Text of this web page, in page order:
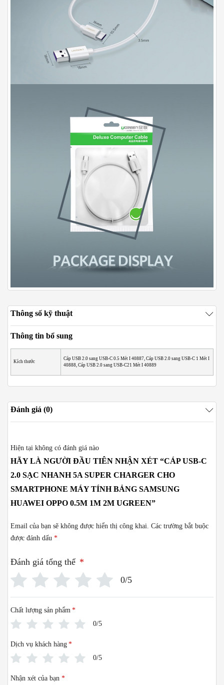
Thông số kỹ thuật
Thông tin bổ sung
Kích thước
Cáp USB 2.0 sang USB-C 0.5 Mét I 40887, Cáp USB 2.0 sang USB-C 1 Mét I
40888, Cáp USB 2.0 sang USB-C21 Mét I 40889
Đánh giá (0)
Hiện tại không có đánh giá nào
HÃY LÀ NGƯỜI ĐẦU TIÊN NHẬN XÉT “CÁP USB-C
2.0 SẠC NHANH 5A SUPER CHARGER CHO
SMARTPHONE MÁY TÍNH BẢNG SAMSUNG
HUAWEI OPPO 0.5M 1M 2M UGREEN”
Email của bạn sẽ không được hiển thị công khai. Các trường bắt buộc
được đánh dấu *
Đánh giá tổng thể *
0/5
Chất lượng sản phẩm *
0/5
Dịch vụ khách hàng *
0/5
Nhận xét của bạn *